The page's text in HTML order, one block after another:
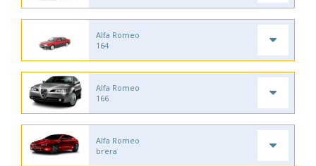
Alfa Romeo
164
Alfa Romeo
166
Alfa Romeo
brera